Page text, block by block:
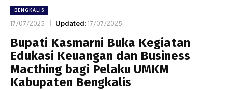
BENGKALIS
17/07/2025 Updated:17/07/2025
Bupati Kasmarni Buka Kegiatan
Edukasi Keuangan dan Business
Macthing bagi Pelaku UMKM
Kabupaten Bengkalis